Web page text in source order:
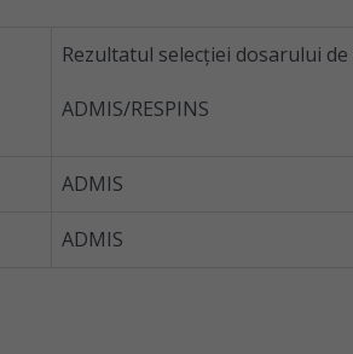
Rezultatul selecţiei dosarului
ADMIS/RESPINS
ADMIS
ADMIS